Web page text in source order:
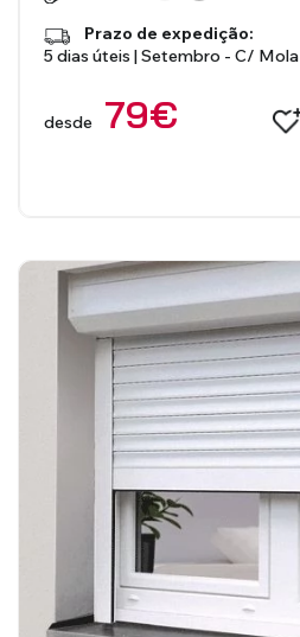
Prazo de expedição:
5 dias úteis | Setembro - C/ Mola
desde 79€